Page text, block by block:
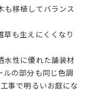
も移植してバランス
も生えにくくなり
水性に優れた舗装材
ルの部分も同じ色調
事で明るいお庭にな